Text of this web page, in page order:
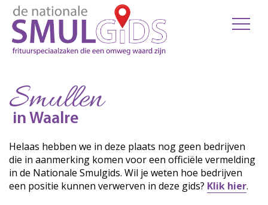
Smullen
in Waalre
Helaas hebben we in deze plaats nog geen bedrijven
die in aanmerking komen voor een officiële vermelding
in de Nationale Smulgids. Wil je weten hoe bedrijven
een positie kunnen verwerven in deze gids? Klik hier.